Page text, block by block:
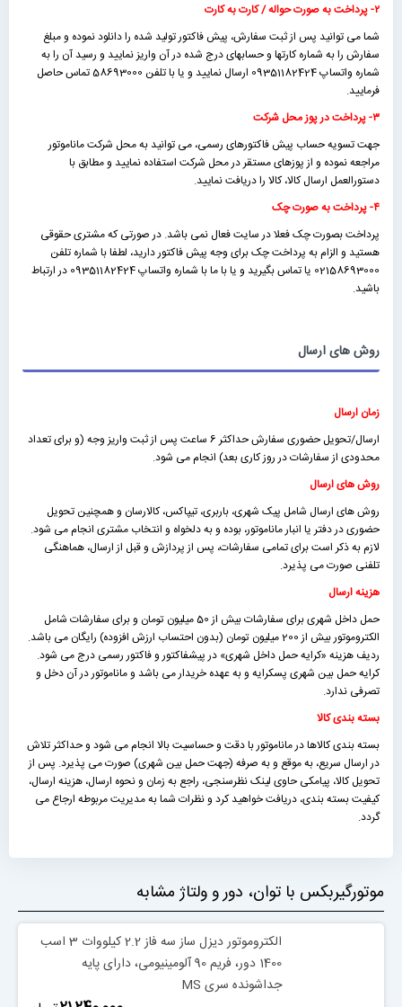
۲- پرداخت به صورت حواله / کارت به کارت
شما می توانید پس از ثبت سفارش، پیش فاکتور تولید شده را دانلود نموده و مبلغ
سفارش را به شماره کارتها و حسابهای درج شده در آن واریز نمایید و رسید آن را به
شماره واتساپ 09351182424 ارسال نمایید و یا با تلفن 58693000 تماس حاصل
فرمایید.
۳- پرداخت در پوز محل شرکت
جهت تسویه حساب پیش فاکتورهای رسمی، می توانید به محل شرکت ماناموتور
مراجعه نموده و از پوزهای مستقر در محل شرکت استفاده نمایید و مطابق با
دستورالعمل ارسال کالا، کالا را دریافت نمایید.
۴- پرداخت به صورت چک
پرداخت بصورت چک فعلا در سایت فعال نمی باشد. در صورتی که مشتری حقوقی
هستید و الزام به پرداخت چک برای وجه پیش فاکتور دارید، لطفا با شماره تلفن
02158693000 یا تماس بگیرید و یا با ما با شماره واتساپ 09351182424 در ارتباط
باشید.
روش های ارسال
زمان ارسال
ارسال/تحویل حضوری سفارش حداکثر 6 ساعت پس از ثبت واریز وجه (و برای تعداد
محدودی از سفارشات در روز کاری بعد) انجام می شود.
روش های ارسال
روش های ارسال شامل پیک شهری، باربری، تیپاکس، کالارسان و همچنین تحویل
حضوری در دفتر یا انبار ماناموتور، بوده و به دلخواه و انتخاب مشتری انجام می شود.
لازم به ذکر است برای تمامی سفارشات، پس از پردازش و قبل از ارسال، هماهنگی
تلفنی صورت می پذیرد.
هزینه ارسال
حمل داخل شهری برای سفارشات بیش از 50 میلیون تومان و برای سفارشات شامل
الکتروموتور بیش از 200 میلیون تومان (بدون احتساب ارزش افزوده) رایگان می باشد.
ردیف هزینه «كرايه حمل داخل شهری» در پیشفاکتور و فاکتور رسمی درج می شود.
کرایه حمل بین شهری پسکرایه و به عهده خریدار می باشد و ماناموتور در آن دخل و
تصرفی ندارد.
بسته بندی کالا
بسته بندی کالاها در ماناموتور با دقت و حساسیت بالا انجام می شود و حداکثر تلاش
در ارسال سریع، به موقع و به صرفه (جهت حمل بین شهری) صورت می پذیرد. پس از
تحویل کالا، پیامکی حاوی لینک نظرسنجی، راجع به زمان و نحوه ارسال، هزینه ارسال،
کیفیت بسته بندی، دریافت خواهید کرد و نظرات شما به مدیریت مربوطه ارجاع می
گردد.
موتورگیربکس با توان، دور و ولتاژ مشابه
الکتروموتور دیزل ساز سه فاز 2.2 کیلووات 3 اسب
1400 دور، فریم 90 آلومینیومی، دارای پایه
جداشونده سری MS